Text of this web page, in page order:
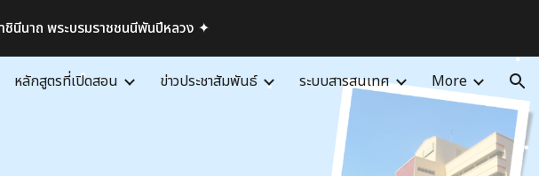
Skip to navigation
ชินีนาถ พระบรมราชชนนีพันปีหลวง ✦
หลักสูตรที่เปิดสอน ข่าวประชาสัมพันธ์ ระบบสารสนเทศ More